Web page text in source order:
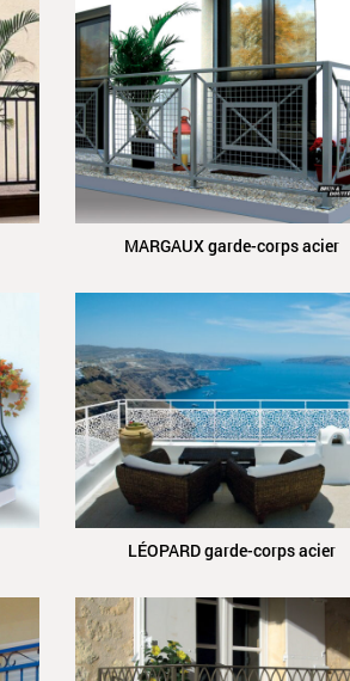
MARGAUX garde-corps acier
LÉOPARD garde-corps acier